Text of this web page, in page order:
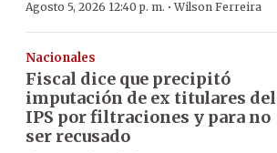
Agosto 5, 2026 12:40 p. m. ·Wilson Ferreira
Nacionales
Fiscal dice que precipitó
imputación de ex titulares del
IPS por filtraciones y para no
ser recusado